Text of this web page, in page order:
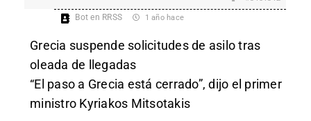
Bot en RRSS 1 año hace
Grecia suspende solicitudes de asilo tras
oleada de llegadas
“El paso a Grecia está cerrado”, dijo el primer
ministro Kyriakos Mitsotakis